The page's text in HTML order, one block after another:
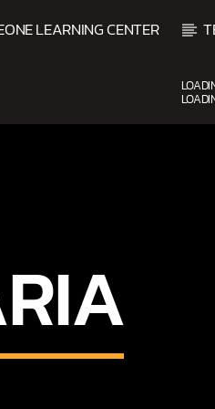
LEARNING CENTER